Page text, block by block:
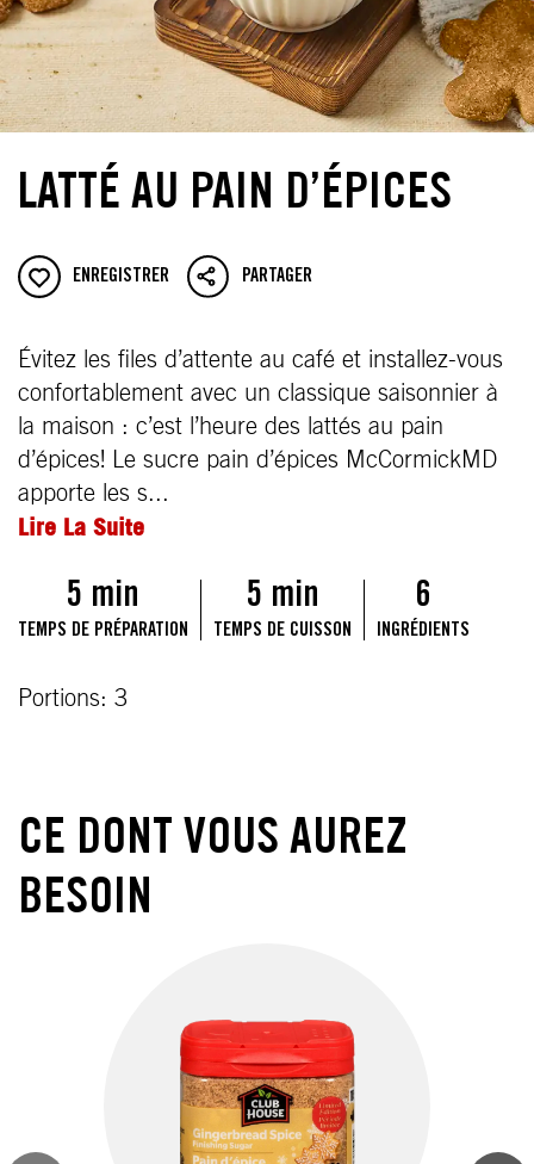
LATTÉ AU PAIN D’ÉPICES
ENREGISTRER PARTAGER
Évitez les files d’attente au café et installez-vous
confortablement avec un classique saisonnier à
la maison : c’est l’heure des lattés au pain
d’épices! Le sucre pain d’épices McCormickMD
apporte les s...
Lire La Suite
5 min
TEMPS DE PRÉPARATION
5 min
TEMPS DE CUISSON
6
INGRÉDIENTS
Portions: 3
CE DONT VOUS AUREZ
BESOIN